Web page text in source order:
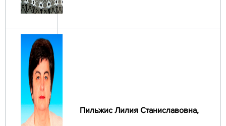
Пильжис Лилия Станиславовна,